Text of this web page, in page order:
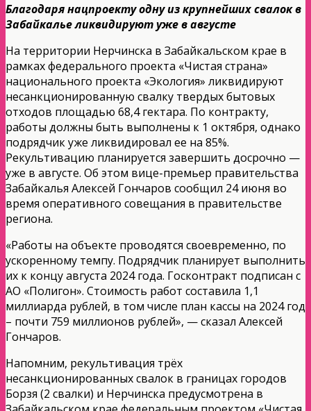
Благодаря нацпроекту одну из крупнейших свалок в
Забайкалье ликвидируют уже в августе
На территории Нерчинска в Забайкальском крае в
рамках федерального проекта «Чистая страна»
национального проекта «Экология» ликвидируют
несанкционированную свалку твердых бытовых
отходов площадью 68,4 гектара. По контракту,
работы должны быть выполнены к 1 октября, однако
подрядчик уже ликвидировал ее на 85%.
Рекультивацию планируется завершить досрочно —
уже в августе. Об этом вице-премьер правительства
Забайкалья Алексей Гончаров сообщил 24 июня во
время оперативного совещания в правительстве
региона.
«Работы на объекте проводятся своевременно, по
ускоренному темпу. Подрядчик планирует выполнить
их к концу августа 2024 года. Госконтракт подписан с
АО «Полигон». Стоимость работ составила 1,1
миллиарда рублей, в том числе план кассы на 2024 год
– почти 759 миллионов рублей», — сказал Алексей
Гончаров.
Напомним, рекультивация трёх
несанкционированных свалок в границах городов
Борзя (2 свалки) и Нерчинска предусмотрена в